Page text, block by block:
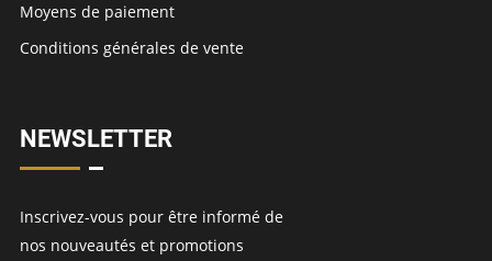
Moyens de paiement
Conditions générales de vente
NEWSLETTER
Inscrivez-vous pour être informé de
nos nouveautés et promotions